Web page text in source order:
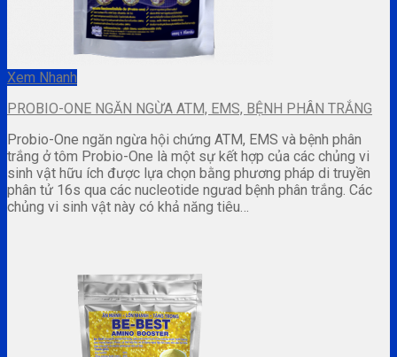
Xem Nhanh
PROBIO-ONE NGĂN NGỪA ATM, EMS, BỆNH PHÂN TRẮNG
Probio-One ngăn ngừa hội chứng ATM, EMS và bệnh phân
trắng ở tôm Probio-One là một sự kết hợp của các chủng vi
sinh vật hữu ích được lựa chọn bằng phương pháp di truyền
phân tử 16s qua các nucleotide ngưad bệnh phân trắng. Các
chủng vi sinh vật này có khả năng tiêu…